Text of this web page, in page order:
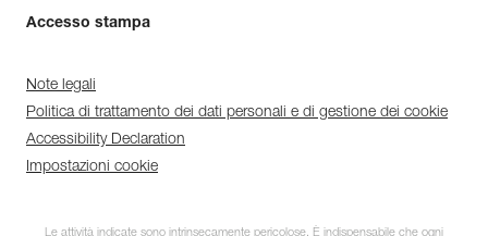
Accesso stampa
Note legali
Politica di trattamento dei dati personali e di gestione dei cookie
Accessibility Declaration
Impostazioni cookie
Le attività indicate sono intrinsecamente pericolose. È indispensabile che ogni